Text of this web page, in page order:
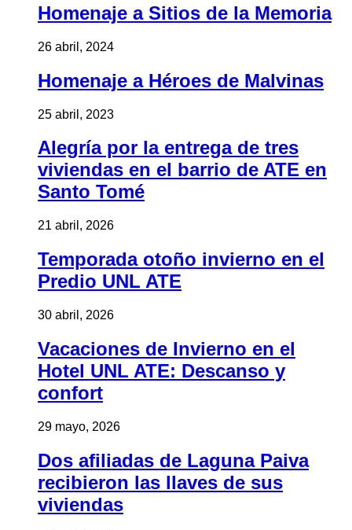
Homenaje a Sitios de la Memoria
26 abril, 2024
Homenaje a Héroes de Malvinas
25 abril, 2023
Alegría por la entrega de tres
viviendas en el barrio de ATE en
Santo Tomé
21 abril, 2026
Temporada otoño invierno en el
Predio UNL ATE
30 abril, 2026
Vacaciones de Invierno en el
Hotel UNL ATE: Descanso y
confort
29 mayo, 2026
Dos afiliadas de Laguna Paiva
recibieron las llaves de sus
viviendas